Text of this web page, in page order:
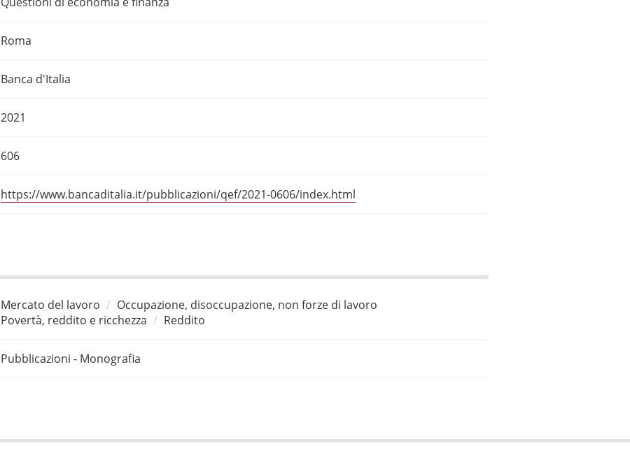
Roma
Banca d'Italia
2021
606
https://www.bancaditalia.it/pubblicazioni/qef/2021-0606/index.html
Mercato del lavoro
Occupazione, disoccupazione, non forze di lavoro
Povertà, reddito e ricchezza
Reddito
Pubblicazioni - Monografia